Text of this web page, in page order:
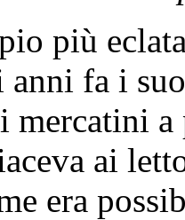
più
anni fa i
mercatini
ai
era